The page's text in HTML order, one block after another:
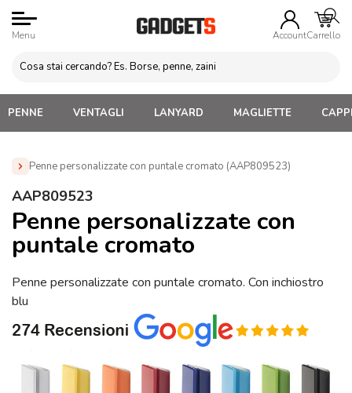
Menu AccountCarrello
PENNE VENTAGLI LANYARD MAGLIETTE
Penne personalizzate con puntale cromato (AAP809523)
Home »
Penne Personalizzate con LOGO, Matite, Pastelli,
personalizzate con puntale cromato (AAP809523)
AAP809523
Penne personalizzate con
puntale cromato
Penne personalizzate con puntale cromato. Con inchiostro
blu